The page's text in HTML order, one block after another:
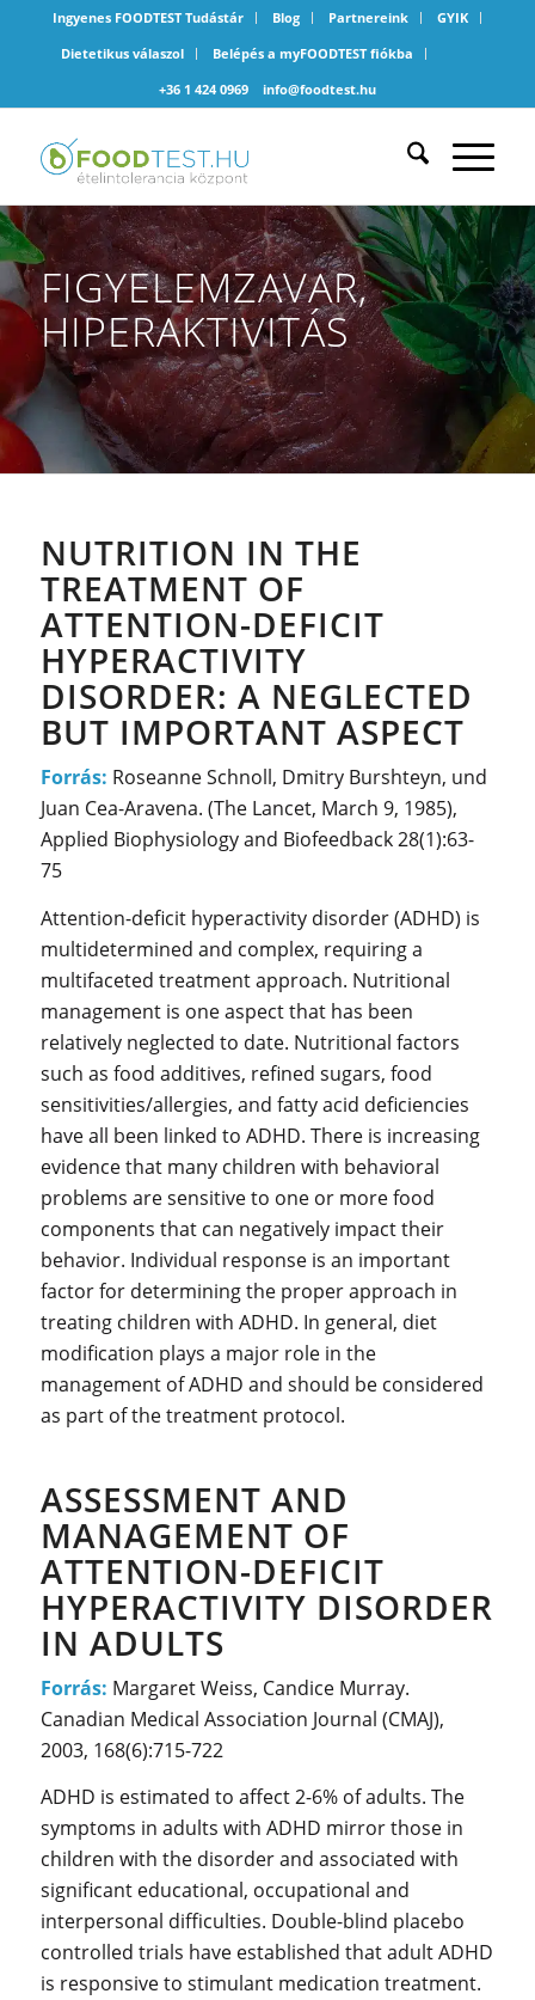
Ingyenes FOODTEST Tudástár Blog Partnereink
GYIK
Dietetikus válaszol
Belépés a myFOODTEST fiókba
+36 1 424 0969
info@foodtest.hu
FIGYELEMZAVAR,
HIPERAKTIVITÁS
NUTRITION IN THE
TREATMENT OF
ATTENTION-DEFICIT
HYPERACTIVITY
DISORDER: A NEGLECTED
BUT IMPORTANT ASPECT
Forrás: Roseanne Schnoll, Dmitry Burshteyn, und
Juan Cea-Aravena. (The Lancet, March 9, 1985),
Applied Biophysiology and Biofeedback 28(1):63-
75
Attention-deficit hyperactivity disorder (ADHD) is
multidetermined and complex, requiring a
multifaceted treatment approach. Nutritional
management is one aspect that has been
relatively neglected to date. Nutritional factors
such as food additives, refined sugars, food
sensitivities/allergies, and fatty acid deficiencies
have all been linked to ADHD. There is increasing
evidence that many children with behavioral
problems are sensitive to one or more food
components that can negatively impact their
behavior. Individual response is an important
factor for determining the proper approach in
treating children with ADHD. In general, diet
modification plays a major role in the
management of ADHD and should be considered
as part of the treatment protocol.
ASSESSMENT AND
MANAGEMENT OF
ATTENTION-DEFICIT
HYPERACTIVITY DISORDER
IN ADULTS
Forrás: Margaret Weiss, Candice Murray.
Canadian Medical Association Journal (CMAJ),
2003, 168(6):715-722
ADHD is estimated to affect 2-6% of adults. The
symptoms in adults with ADHD mirror those in
children with the disorder and associated with
significant educational, occupational and
interpersonal difficulties. Double-blind placebo
controlled trials have established that adult ADHD
is responsive to stimulant medication treatment.